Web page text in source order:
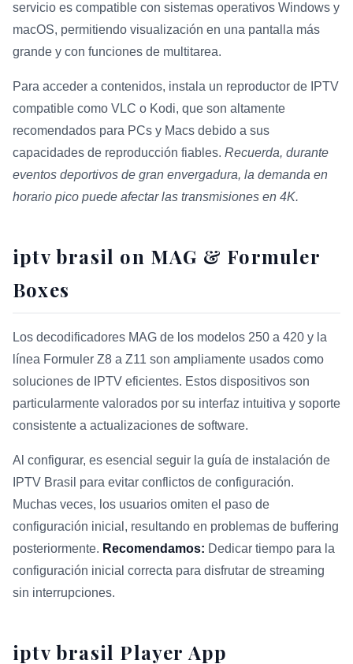
servicio es compatible con sistemas operativos Windows y
macOS, permitiendo visualización en una pantalla más
grande y con funciones de multitarea.
Para acceder a contenidos, instala un reproductor de IPTV
compatible como VLC o Kodi, que son altamente
recomendados para PCs y Macs debido a sus
capacidades de reproducción fiables. Recuerda, durante
eventos deportivos de gran envergadura, la demanda en
horario pico puede afectar las transmisiones en 4K.
iptv brasil on MAG & Formuler
Boxes
Los decodificadores MAG de los modelos 250 a 420 y la
línea Formuler Z8 a Z11 son ampliamente usados como
soluciones de IPTV eficientes. Estos dispositivos son
particularmente valorados por su interfaz intuitiva y soporte
consistente a actualizaciones de software.
Al configurar, es esencial seguir la guía de instalación de
IPTV Brasil para evitar conflictos de configuración.
Muchas veces, los usuarios omiten el paso de
configuración inicial, resultando en problemas de buffering
posteriormente. Recomendamos: Dedicar tiempo para la
configuración inicial correcta para disfrutar de streaming
sin interrupciones.
iptv brasil Player App